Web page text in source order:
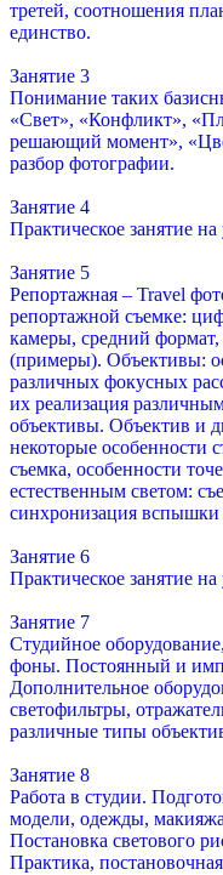
третей, соотношения
единство.
Занятие 3
Понимание таких
«Свет», «Конфликт»,
решающий момент»,
разбор фотографии.
Занятие 4
Практическое занятие на
Занятие 5
Репортажная – Travel
репортажной съемке:
камеры, средний формат,
(примеры). Объективы:
различных фокусных
их реализация
объективы. Объектив и
некоторые особенности
съемка, особенности
естественным светом:
синхронизация
Занятие 6
Практическое занятие на
Занятие 7
Студийное
фоны. Постоянный и
Дополнительное
светофильтры,
различные типы
Занятие 8
Работа в студии.
модели, одежды,
Постановка светового
Практика,